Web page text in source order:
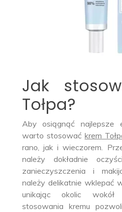
Jak
Tołpa?
Aby osiągnąć najlepsze
warto stosować krem
rano, jak i wieczorem.
należy dokładnie
zanieczyszczenia i
należy delikatnie wklepać
unikając okolic wokół
stosowania kremu